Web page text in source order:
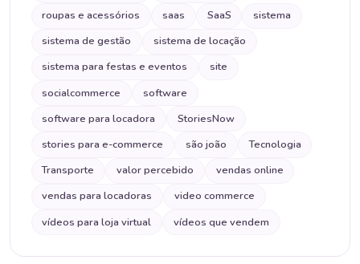
roupas e acessórios
saas SaaS
sistema
sistema de gestão
sistema de locação
sistema para festas e eventos
site
socialcommerce
software
software para locadora
StoriesNow
stories para e-commerce
são joão
Tecnologia
Transporte
valor percebido
vendas online
vendas para locadoras
video commerce
vídeos para loja virtual
vídeos que vendem